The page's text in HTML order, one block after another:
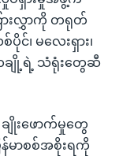
ားလွှာကို တရုတ်
ပိုင်၊ မလေးရှား၊
တချို့ရဲ့ သံရုံးတွေဆီ
ျိုးဖောက်မှုတွေ
မာစစ်အစိုးရကို